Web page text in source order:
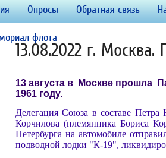
Опросы Обратная связь
флота
13.08.2022 г.
13 августа в Москве прошла
1961 году.
Делегация Союза в составе
Корчилова (племянника Бориса
Петербурга на автомобиле
подводной лодки "К-19",